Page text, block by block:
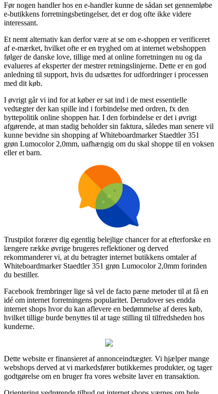
Før nogen handler hos en e-handler kunne de sådan set gennemløbe
e-butikkens forretningsbetingelser, det er dog ofte ikke videre
interessant.
Et nemt alternativ kan derfor være at se om e-shoppen er verificeret
af e-mærket, hvilket ofte er en tryghed om at internet webshoppen
følger de danske love, tillige med at online forretningen nu og da
evalueres af eksperter der mestrer retningslinjerne. Dette er en god
anledning til support, hvis du udsættes for udfordringer i processen
med dit køb.
I øvrigt går vi ind for at køber er sat ind i de mest essentielle
vedtægter der kan spille ind i forbindelse med ordren, fx den
byttepolitik online shoppen har. I den forbindelse er det i øvrigt
afgørende, at man stadig beholder sin faktura, således man senere vil
kunne bevidne sin shopping af Whiteboardmarker Staedtler 351
grøn Lumocolor 2,0mm, uafhængig om du skal shoppe til en voksen
eller et barn.
Trustpilot forærer dig egentlig belejlige chancer for at efterforske en
længere række øvrige brugeres reflektioner og derved
rekommanderer vi, at du betragter internet butikkens omtaler af
Whiteboardmarker Staedtler 351 grøn Lumocolor 2,0mm forinden
du bestiller.
Facebook frembringer lige så vel de facto pæne metoder til at få en
idé om internet forretningens popularitet. Derudover ses endda
internet shops hvor du kan aflevere en bedømmelse af deres køb,
hvilket tillige burde benyttes til at tage stilling til tilfredsheden hos
kunderne.
Dette website er finansieret af annonceindtægter. Vi hjælper mange
webshops derved at vi markedsfører butikkernes produkter, og tager
godtgørelse om en bruger fra vores website laver en transaktion.